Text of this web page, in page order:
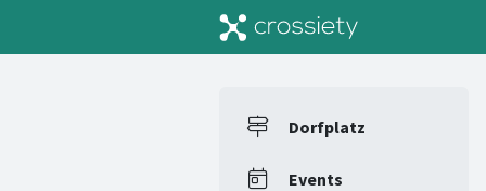
Dorfplatz
Events